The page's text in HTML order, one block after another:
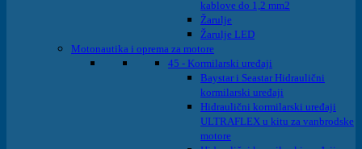
kablove do 1,2 mm2
Žarulje
Žarulje LED
Motonautika i oprema za motore
45 - Kormilarski uređaji
Baystar i Seastar Hidraulični
kormilarski uređaji
Hidraulični kormilarski uređaji
ULTRAFLEX u kitu za vanbrodske
motore